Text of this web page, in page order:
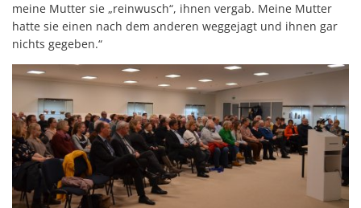
meine Mutter sie „reinwusch“, ihnen vergab. Meine Mutter
hatte sie einen nach dem anderen weggejagt und ihnen gar
nichts gegeben.“